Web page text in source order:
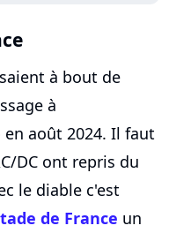
à bout de
à
août 2024. Il faut
DC ont repris du
le diable c'est
de France un